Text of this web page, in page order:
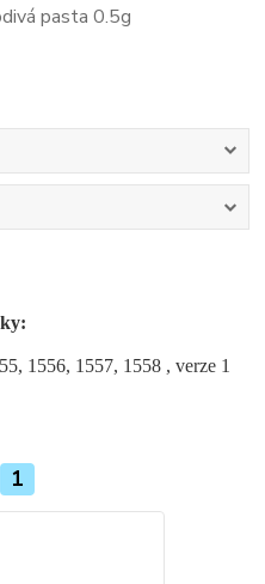
pasta 0.5g
1556, 1557, 1558 , verze 1
1